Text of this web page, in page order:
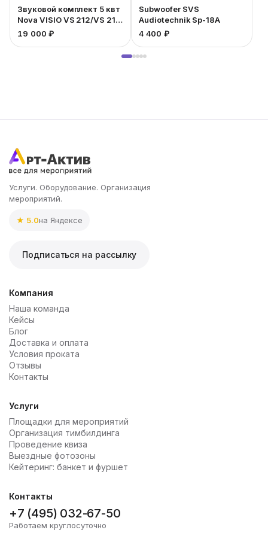
Звуковой комплект 5 квт
Nova VISIO VS 212/VS 218
SUB
19 000 ₽
Subwoofer SVS
Audiotechnik Sp-18A
4 400 ₽
Услуги. Оборудование. Организация
мероприятий.
★ 5.0на Яндексе
Подписаться на рассылку
Компания
Наша команда
Кейсы
Блог
Доставка и оплата
Условия проката
Отзывы
Контакты
Услуги
Площадки для мероприятий
Организация тимбилдинга
Проведение квиза
Выездные фотозоны
Кейтеринг: банкет и фуршет
Контакты
+7 (495) 032-67-50
Работаем круглосуточно